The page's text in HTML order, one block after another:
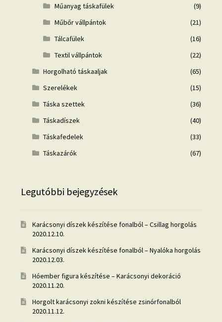
Műanyag táskafülek
(9)
Műbőr vállpántok
(21)
Tálcafülek
(16)
Textil vállpántok
(22)
Horgolható táskaaljak
(65)
Szerelékek
(15)
Táska szettek
(36)
Táskadíszek
(40)
Táskafedelek
(33)
Táskazárók
(67)
Legutóbbi bejegyzések
Karácsonyi díszek készítése fonalból – Csillag horgolás
2020.12.10.
Karácsonyi díszek készítése fonalból – Nyalóka horgolás
2020.12.03.
Hóember figura készítése – Karácsonyi dekoráció
2020.11.20.
Horgolt karácsonyi zokni készítése zsinórfonalból
2020.11.12.